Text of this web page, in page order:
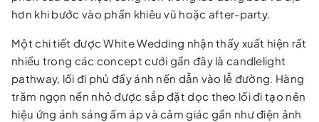
hơn khi bước vào phần khiêu vũ hoặc after-party.
Một chi tiết được White Wedding nhận thấy xuất hiện rất
nhiều trong các concept cưới gần đây là candlelight
pathway, lối đi phủ đầy ánh nến dẫn vào lễ đường. Hàng
trăm ngọn nến nhỏ được sắp đặt dọc theo lối đi tạo nên
hiệu ứng ánh sáng ấm áp và cảm giác gần như điện ảnh